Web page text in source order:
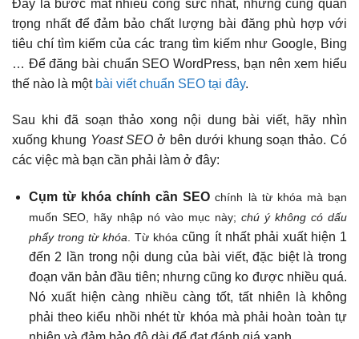
Đây là bước mất nhiều công sức nhất, nhưng cũng quan
trọng nhất để đảm bảo chất lượng bài đăng phù hợp với
tiêu chí tìm kiếm của các trang tìm kiếm như Google, Bing
… Để đăng bài chuẩn SEO WordPress, bạn nên xem hiểu
thế nào là một bài viết chuẩn SEO tại đây.
Sau khi đã soạn thảo xong nội dung bài viết, hãy nhìn
xuống khung Yoast SEO ở bên dưới khung soạn thảo. Có
các việc mà bạn cần phải làm ở đây:
Cụm từ khóa chính cần SEO chính là từ khóa mà bạn
muốn SEO, hãy nhập nó vào mục này; chú ý không có dấu
phẩy trong từ khóa . Từ khóacũng ít nhất phải xuất hiện 1
đến 2 lần trong nội dung của bài viết, đặc biệt là trong
đoạn văn bản đầu tiên; nhưng cũng ko được nhiều quá.
Nó xuất hiện càng nhiều càng tốt, tất nhiên là không
phải theo kiểu nhồi nhét từ khóa mà phải hoàn toàn tự